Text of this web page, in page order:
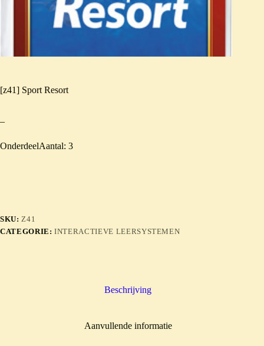
[z41] Sport Resort
–
OnderdeelAantal: 3
SKU:Z41
CATEGORIE:INTERACTIEVE LEERSYSTEMEN
Beschrijving
Aanvullende informatie